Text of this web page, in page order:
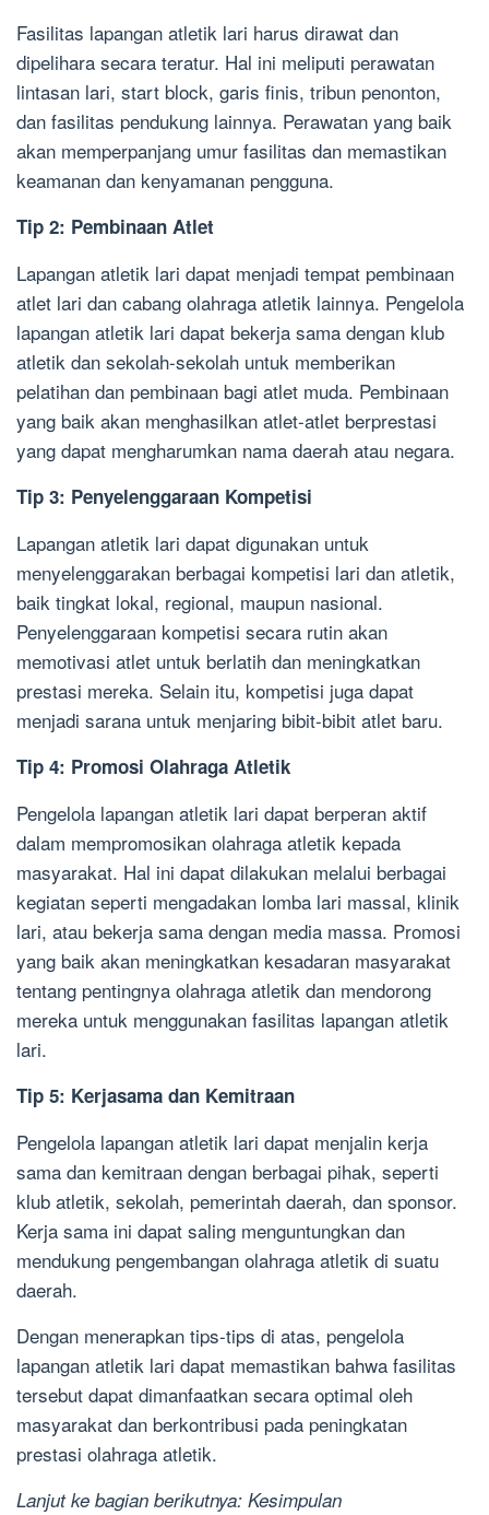
Fasilitas lapangan atletik lari harus dirawat dan
dipelihara secara teratur. Hal ini meliputi perawatan
lintasan lari, start block, garis finis, tribun penonton,
dan fasilitas pendukung lainnya. Perawatan yang baik
akan memperpanjang umur fasilitas dan memastikan
keamanan dan kenyamanan pengguna.
Tip 2: Pembinaan Atlet
Lapangan atletik lari dapat menjadi tempat pembinaan
atlet lari dan cabang olahraga atletik lainnya. Pengelola
lapangan atletik lari dapat bekerja sama dengan klub
atletik dan sekolah-sekolah untuk memberikan
pelatihan dan pembinaan bagi atlet muda. Pembinaan
yang baik akan menghasilkan atlet-atlet berprestasi
yang dapat mengharumkan nama daerah atau negara.
Tip 3: Penyelenggaraan Kompetisi
Lapangan atletik lari dapat digunakan untuk
menyelenggarakan berbagai kompetisi lari dan atletik,
baik tingkat lokal, regional, maupun nasional.
Penyelenggaraan kompetisi secara rutin akan
memotivasi atlet untuk berlatih dan meningkatkan
prestasi mereka. Selain itu, kompetisi juga dapat
menjadi sarana untuk menjaring bibit-bibit atlet baru.
Tip 4: Promosi Olahraga Atletik
Pengelola lapangan atletik lari dapat berperan aktif
dalam mempromosikan olahraga atletik kepada
masyarakat. Hal ini dapat dilakukan melalui berbagai
kegiatan seperti mengadakan lomba lari massal, klinik
lari, atau bekerja sama dengan media massa. Promosi
yang baik akan meningkatkan kesadaran masyarakat
tentang pentingnya olahraga atletik dan mendorong
mereka untuk menggunakan fasilitas lapangan atletik
lari.
Tip 5: Kerjasama dan Kemitraan
Pengelola lapangan atletik lari dapat menjalin kerja
sama dan kemitraan dengan berbagai pihak, seperti
klub atletik, sekolah, pemerintah daerah, dan sponsor.
Kerja sama ini dapat saling menguntungkan dan
mendukung pengembangan olahraga atletik di suatu
daerah.
Dengan menerapkan tips-tips di atas, pengelola
lapangan atletik lari dapat memastikan bahwa fasilitas
tersebut dapat dimanfaatkan secara optimal oleh
masyarakat dan berkontribusi pada peningkatan
prestasi olahraga atletik.
Lanjut ke bagian berikutnya: Kesimpulan